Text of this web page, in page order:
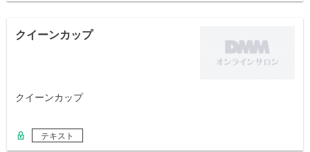
クイーンカップ
クイーンカップ
テキスト